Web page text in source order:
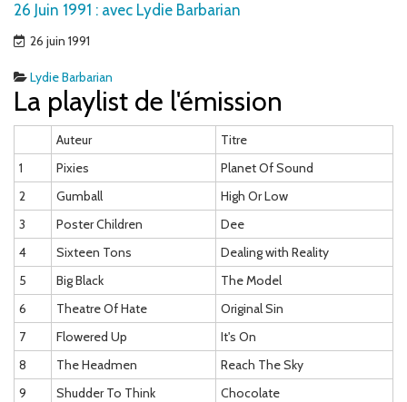
26 Juin 1991 : avec Lydie Barbarian
26 juin 1991
Lydie Barbarian
La playlist de l'émission
Auteur
Titre
1
Pixies
Planet Of Sound
2
Gumball
High Or Low
3
Poster Children
Dee
4
Sixteen Tons
Dealing with Reality
5
Big Black
The Model
6
Theatre Of Hate
Original Sin
7
Flowered Up
It's On
8
The Headmen
Reach The Sky
9
Shudder To Think Chocolate